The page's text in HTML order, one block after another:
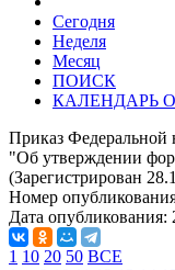
Сегодня
Неделя
Месяц
ПОИСК
КАЛЕНДАРЬ
Приказ Федеральной
"Об утверждении
(Зарегистрирован
Номер
Дата опубликования:
1 10 20 50 ВСЕ